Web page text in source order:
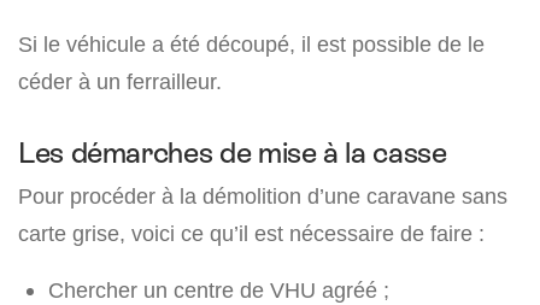
Si le véhicule a été découpé, il est possible de le
céder à un ferrailleur.
Les démarches de mise à la casse
Pour procéder à la démolition d’une caravane sans
carte grise, voici ce qu’il est nécessaire de faire :
Chercher un centre de VHU agréé ;